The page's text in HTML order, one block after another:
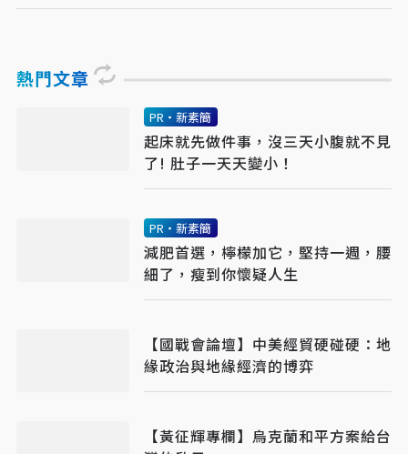
熱門文章
PR・新素簡
起床就先做件事，沒三天小腹就不見
了! 肚子一天天變小！
PR・新素簡
減肥首選，檸檬加它，堅持一週，腰
細了，瘦到你懷疑人生
【國戰會論壇】中美經貿硬碰硬：地
緣政治與地緣經濟的博弈
【黃征輝專欄】烏克蘭和平方案給台